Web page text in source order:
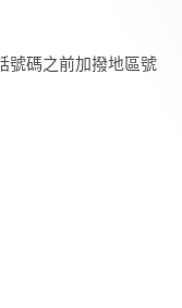
號碼之前加撥地區號